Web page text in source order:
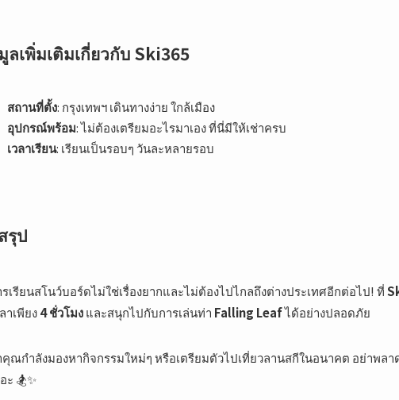
ลเพิ่มเติมเกี่ยวกับ Ski365
สถานที่ตั้ง: กรุงเทพฯ เดินทางง่าย ใกล้เมือง
อุปกรณ์พร้อม: ไม่ต้องเตรียมอะไรมาเอง ที่นี่มีให้เช่าครบ
เวลาเรียน: เรียนเป็นรอบๆ วันละหลายรอบ
รุป
รเรียนสโนว์บอร์ดไม่ใช่เรื่องยากและไม่ต้องไปไกลถึงต่างประเทศอีกต่อไป! ที่
าเพียง4 ชั่วโมงและสนุกไปกับการเล่นท่า Falling Leafได้อย่างปลอดภัย
คุณกำลังมองหากิจกรรมใหม่ๆ หรือเตรียมตัวไปเที่ยวลานสกีในอนาคต อย่าพ
ะ 🏂✨